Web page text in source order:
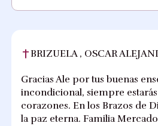
BRIZUELA , OSCAR
Gracias Ale por tus buenas
incondicional, siempre
corazones. En los Brazos de
la paz eterna. Familia